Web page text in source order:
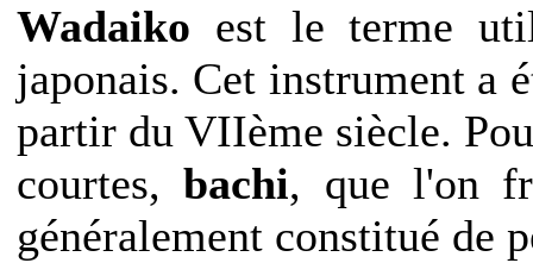
Wadaiko est le terme
japonais. Cet instrument a
partir du VIIème siècle.
courtes,bachi, que l'on
généralement constitué de